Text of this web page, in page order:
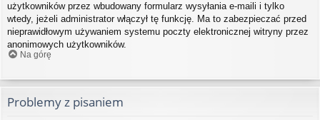
użytkowników przez wbudowany formularz wysyłania e-maili i tylko
wtedy, jeżeli administrator włączył tę funkcję. Ma to zabezpieczać przed
nieprawidłowym używaniem systemu poczty elektronicznej witryny przez
anonimowych użytkowników.
Na górę
Problemy z pisaniem